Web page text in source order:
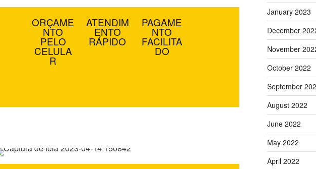
ORÇAME
NTO
PELO
CELULA
R
ATENDIM
ENTO
RÁPIDO
PAGAME
NTO
FACILITA
DO
January 2023
December
November
October 2022
September
August 2022
June 2022
May 2022
April 2022